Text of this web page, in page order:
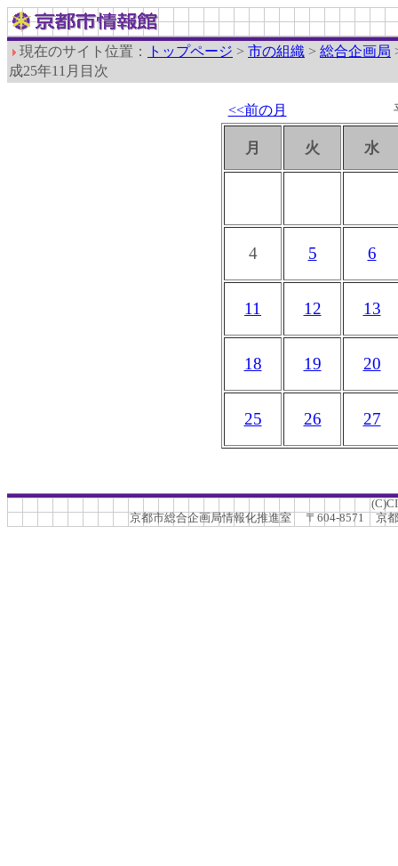
現在のサイト位置： トップページ > 市の組織 > 総合企画局
成25年11月目次
<<前の月
月 火 水
4 5 6
11 12 13
18 19 20
25 26 27
京都市総合企画局情報化推進室 〒604-8571 京